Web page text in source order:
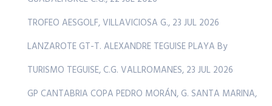
TROFEO AESGOLF, VILLAVICIOSA G., 23 JUL 2026
LANZAROTE GT-T. ALEXANDRE TEGUISE PLAYA By
TURISMO TEGUISE, C.G. VALLROMANES, 23 JUL 2026
GP CANTABRIA COPA PEDRO MORÁN, G. SANTA MARINA,